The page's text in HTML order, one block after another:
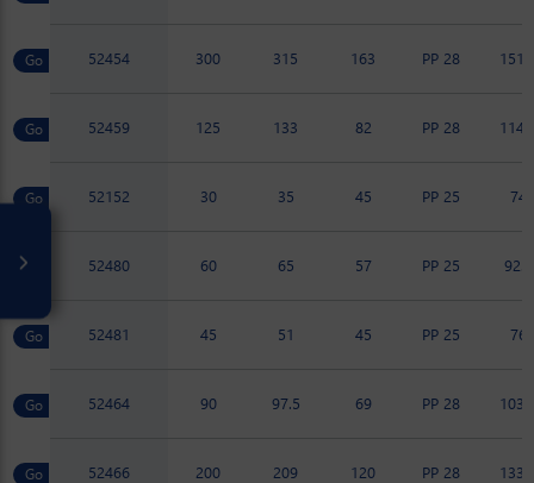
52454 300 315 163 PP 28
52459 125 133 82 PP 28
52152 30 35 45 PP 25 74
52480 60 65 57 PP 25 92.7
52481 45 51 45 PP 25 76
52464 90 97.5 69 PP 28
52466 200 209 120 PP 28